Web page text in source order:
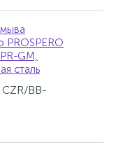
PROSPERO
GM,
сталь
CZR/BB-